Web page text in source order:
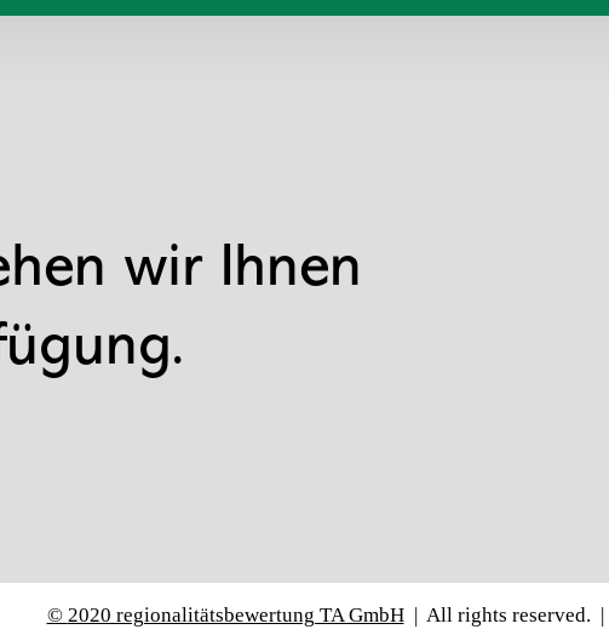
wir Ihnen
© 2020 regionalitätsbewertung TA GmbH| All rights reserved. |